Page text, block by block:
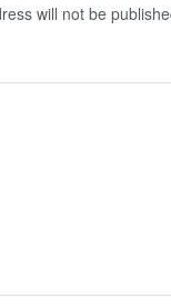
will not be